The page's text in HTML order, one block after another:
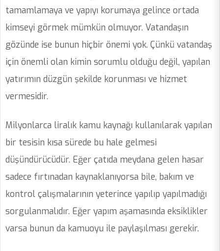
tamamlamaya ve yapıyı korumaya gelince ortada
kimseyi görmek mümkün olmuyor. Vatandaşın
gözünde ise bunun hiçbir önemi yok. Çünkü vatandaş
için önemli olan kimin sorumlu olduğu değil, yapılan
yatırımın düzgün şekilde korunması ve hizmet
vermesidir.
Milyonlarca liralık kamu kaynağı kullanılarak yapılan
bir tesisin kısa sürede bu hale gelmesi
düşündürücüdür. Eğer çatıda meydana gelen hasar
sadece fırtınadan kaynaklanıyorsa bile, bakım ve
kontrol çalışmalarının yeterince yapılıp yapılmadığı
sorgulanmalıdır. Eğer yapım aşamasında eksiklikler
varsa bunun da kamuoyu ile paylaşılması gerekir.